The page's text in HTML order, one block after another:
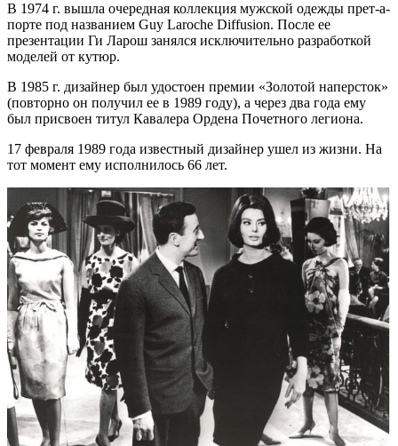
В 1974 г. вышла очередная коллекция мужской одежды прет-а-
порте под названием Guy Laroche Diffusion. После ее
презентации Ги Ларош занялся исключительно разработкой
моделей от кутюр.
В 1985 г. дизайнер был удостоен премии «Золотой наперсток»
(повторно он получил ее в 1989 году), а через два года ему
был присвоен титул Кавалера Ордена Почетного легиона.
17 февраля 1989 года известный дизайнер ушел из жизни. На
тот момент ему исполнилось 66 лет.